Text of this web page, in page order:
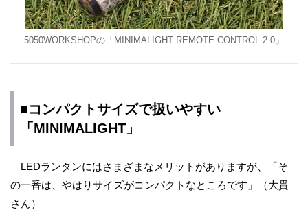
5050WORKSHOPの「MINIMALIGHT REMOTE CONTROL 2.0」
■コンパクトサイズで扱いやすい
「MINIMALIGHT」
LEDランタンにはさまざまなメリットがありますが、「そ
の一番は、やはりサイズがコンパクトなところです」（大貫
さん）